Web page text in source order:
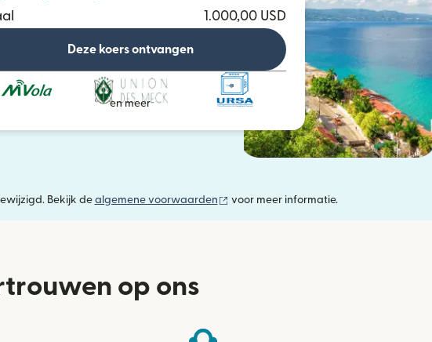
1.000,00 USD
Deze koers ontvangen
en meer
Bekijk de algemene voorwaarden (wordt geopend in een nieuw venster)
voor meer informatie.
op ons